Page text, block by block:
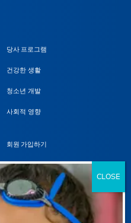
당사 프로그램
건강한 생활
청소년 개발
사회적 영향
회원 가입하기
위치
일정
회원 지원